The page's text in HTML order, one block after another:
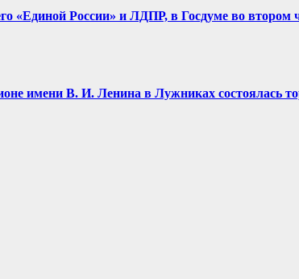
«Единой России» и ЛДПР, в Госдуме во
имени В. И. Ленина в Лужниках